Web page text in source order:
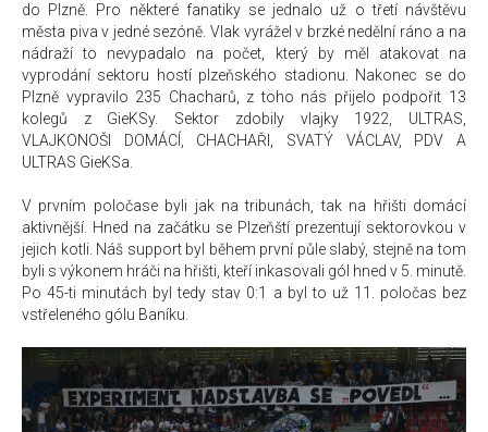
do Plzně. Pro některé fanatiky se jednalo už o třetí návštěvu
města piva v jedné sezóně. Vlak vyrážel v brzké nedělní ráno a na
nádraží to nevypadalo na počet, který by měl atakovat na
vyprodání sektoru hostí plzeňského stadionu. Nakonec se do
Plzně vypravilo 235 Chacharů, z toho nás přijelo podpořit 13
kolegů z GieKSy. Sektor zdobily vlajky 1922, ULTRAS,
VLAJKONOŠI DOMÁCÍ, CHACHAŘI, SVATÝ VÁCLAV, PDV A
ULTRAS GieKSa.
V prvním poločase byli jak na tribunách, tak na hřišti domácí
aktivnější. Hned na začátku se Plzeňští prezentují sektorovkou v
jejich kotli. Náš support byl během první půle slabý, stejně na tom
byli s výkonem hráči na hřišti, kteří inkasovali gól hned v 5. minutě.
Po 45-ti minutách byl tedy stav 0:1 a byl to už 11. poločas bez
vstřeleného gólu Baníku.